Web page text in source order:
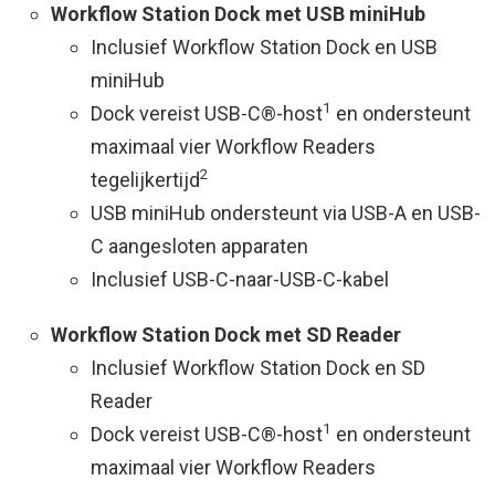
Workflow Station Dock met USB miniHub
Inclusief Workflow Station Dock en USB
miniHub
Dock vereist USB-C®-host1 en ondersteunt
maximaal vier Workflow Readers
tegelijkertijd2
USB miniHub ondersteunt via USB-A en USB-
C aangesloten apparaten
Inclusief USB-C-naar-USB-C-kabel
Workflow Station Dock met SD Reader
Inclusief Workflow Station Dock en SD
Reader
Dock vereist USB-C®-host1 en ondersteunt
maximaal vier Workflow Readers